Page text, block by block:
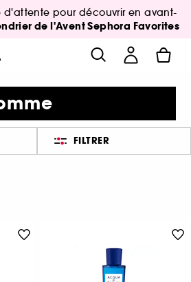
d'attente pour découvrir en avant-
de l'Avent Sephora Favorites
FILTRER